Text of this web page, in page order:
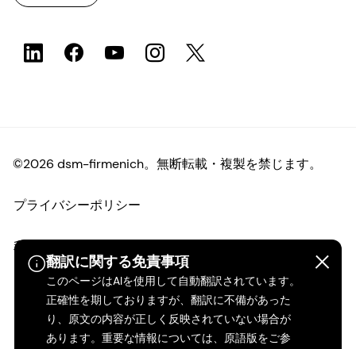
翻訳に関する免責事項
このページはAIを使用して自動翻訳されています。
正確性を期しておりますが、翻訳に不備があった
り、原文の内容が正しく反映されていない場合が
あります。重要な情報については、原語版をご参
©2026 dsm-firmenich。無断転載・複製を禁じます。
プライバシーポリシー
利用規約
ご利用条件
カリフォルニアの透明性